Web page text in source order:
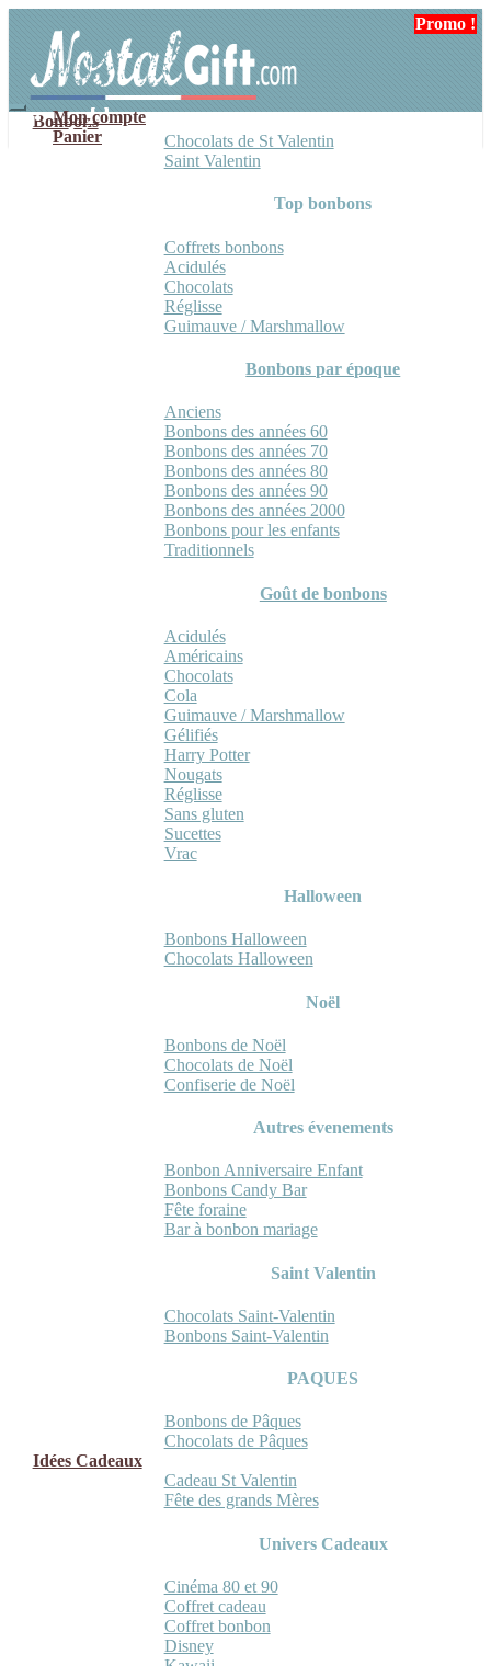
navigation
contenu
Mon compte
Panier
Bonbons
Chocolats de St Valentin
Saint Valentin
Top bonbons
Coffrets bonbons
Acidulés
Chocolats
Réglisse
Guimauve / Marshmallow
Bonbons par époque
Anciens
Bonbons des années 60
Bonbons des années 70
Bonbons des années 80
Bonbons des années 90
Bonbons des années 2000
Bonbons pour les enfants
Traditionnels
Goût de bonbons
Acidulés
Américains
Chocolats
Cola
Guimauve / Marshmallow
Gélifiés
Harry Potter
Nougats
Réglisse
Sans gluten
Sucettes
Vrac
Halloween
Bonbons Halloween
Chocolats Halloween
Noël
Bonbons de Noël
Chocolats de Noël
Confiserie de Noël
Autres évenements
Bonbon Anniversaire Enfant
Bonbons Candy Bar
Fête foraine
Bar à bonbon mariage
Saint Valentin
Chocolats Saint-Valentin
Bonbons Saint-Valentin
PAQUES
Bonbons de Pâques
Chocolats de Pâques
Idées Cadeaux
Cadeau St Valentin
Fête des grands Mères
Univers Cadeaux
Cinéma 80 et 90
Coffret cadeau
Coffret bonbon
Disney
Promo !